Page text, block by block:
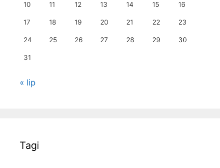
10 11 12 13 14 15 16
17 18 19 20 21 22 23
24 25 26 27 28 29 30
31
« lip
Tagi